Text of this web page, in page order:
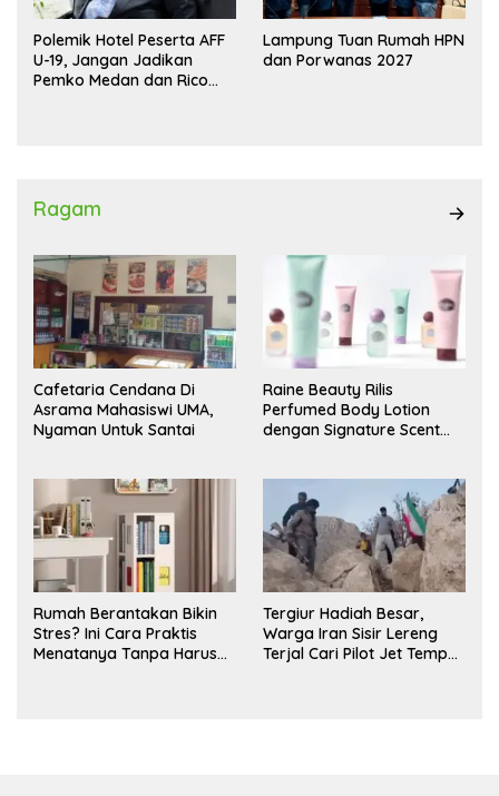
Polemik Hotel Peserta AFF
U-19, Jangan Jadikan
Pemko Medan dan Rico
Lampung Tuan Rumah HPN
dan Porwanas 2027
Ragam
Cafetaria Cendana Di
Asrama Mahasiswi UMA,
Nyaman Untuk Santai
Raine Beauty Rilis
Perfumed Body Lotion
dengan Signature Scent
Rumah Berantakan Bikin
Stres? Ini Cara Praktis
Menatanya Tanpa Harus
Tergiur Hadiah Besar,
Warga Iran Sisir Lereng
Terjal Cari Pilot Jet Tempur